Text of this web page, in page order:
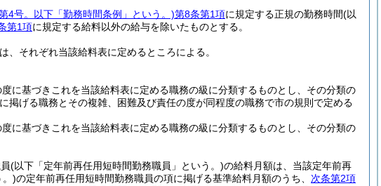
4号。以下「勤務時間条例」という。)第8条第1項に規定する正規の勤務時間(以
第1項に規定する給料以外の給与を除いたものとする。
、それぞれ当該給料表に定めるところによる。
に基づきこれを当該給料表に定める職務の級に分類するものとし、その分類の
に掲げる職務とその複雑、困難及び責任の度が同程度の職務で市の規則で定める
に基づきこれを当該給料表に定める職務の級に分類するものとし、その分類の
(以下「定年前再任用短時間勤務職員」という。)の給料月額は、当該定年前再
。)の定年前再任用短時間勤務職員の項に掲げる基準給料月額のうち、 次条第2項